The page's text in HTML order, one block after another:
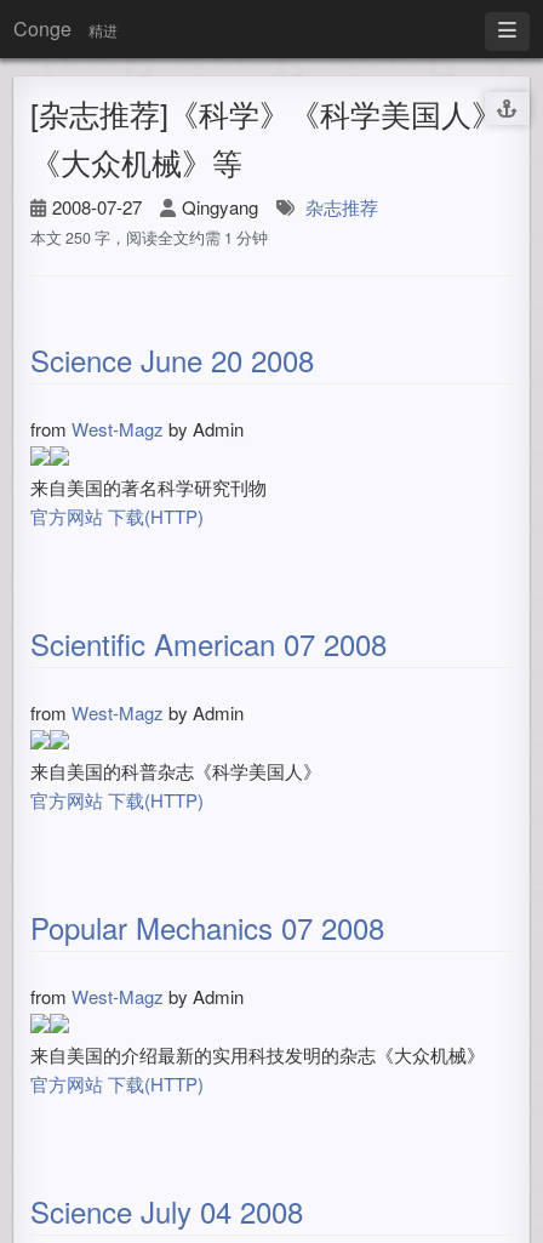
Conge 精进
[杂志推荐]《科学》《科学美国人》
《大众机械》等
2008-07-27 Qingyang 杂志推荐
本文 250 字，阅读全文约需 1 分钟
Science June 20 2008
fromWest-Magz byAdmin
来自美国的著名科学研究刊物
官方网站 下载(HTTP)
Scientific American 07 2008
fromWest-Magz byAdmin
来自美国的科普杂志《科学美国人》
官方网站 下载(HTTP)
Popular Mechanics 07 2008
fromWest-Magz byAdmin
来自美国的介绍最新的实用科技发明的杂志《大众机械》
官方网站 下载(HTTP)
Science July 04 2008